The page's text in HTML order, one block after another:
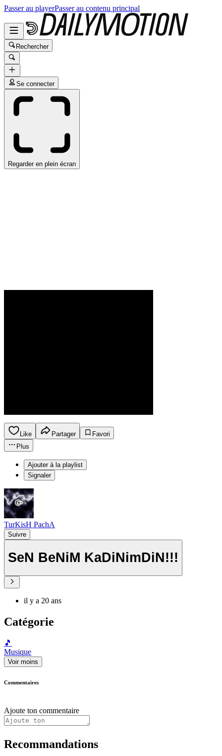
Passer au playerPasser au contenu principal
Rechercher
Se connecter
Regarder en plein écran
Like Partager
Favori
Plus
Ajouter à la playlist
Signaler
TurKisH PachA
Suivre
SeN BeNiM KaDiNimDiN!!!
il y a 20 ans
Catégorie
🎵
Musique
Voir moins
Commentaires
Ajoute ton commentaire
Recommandations